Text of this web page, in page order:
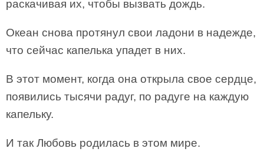
раскачивая их, чтобы вызвать дождь.
Океан снова протянул свои ладони в надежде,
что сейчас капелька упадет в них.
В этот момент, когда она открыла свое сердце,
появились тысячи радуг, по радуге на каждую
капельку.
И так Любовь родилась в этом мире.